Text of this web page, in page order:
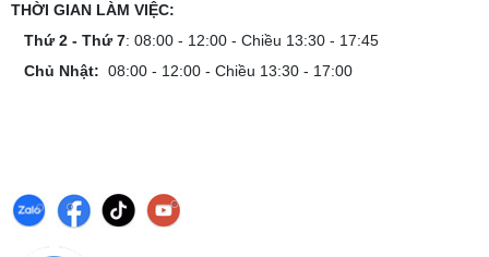
nâng cấp linh kiện PC chi tiết trong bài viết này!
hoạt động êm ái.
CPU AMD Ryzen 7 7700X3D full box mới
THỜI GIAN LÀM VIỆC:
Thứ 2 - Thứ 7: 08:00 - 12:00 - Chiều 13:30 - 17:45
Chủ Nhật: 08:00 - 12:00 - Chiều 13:30 - 17:00